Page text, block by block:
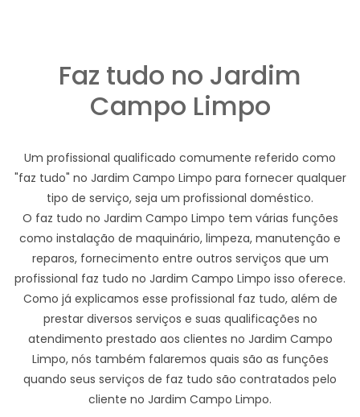
Faz tudo no Jardim
Campo Limpo
Um profissional qualificado comumente referido como
"faz tudo" no Jardim Campo Limpo para fornecer qualquer
tipo de serviço, seja um profissional doméstico.
O faz tudo no Jardim Campo Limpo tem várias funções
como instalação de maquinário, limpeza, manutenção e
reparos, fornecimento entre outros serviços que um
profissional faz tudo no Jardim Campo Limpo isso oferece.
Como já explicamos esse profissional faz tudo, além de
prestar diversos serviços e suas qualificações no
atendimento prestado aos clientes no Jardim Campo
Limpo, nós também falaremos quais são as funções
quando seus serviços de faz tudo são contratados pelo
cliente no Jardim Campo Limpo.